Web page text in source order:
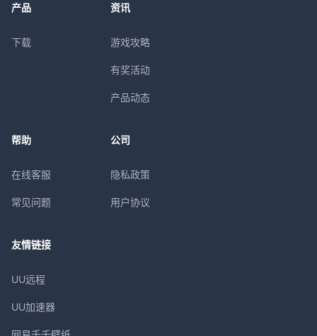
产品
下载
资讯
游戏攻略
有奖活动
产品动态
帮助
在线客服
常见问题
公司
隐私政策
用户协议
友情链接
UU远程
UU加速器